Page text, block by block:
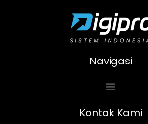
Navigasi
Kontak Kami